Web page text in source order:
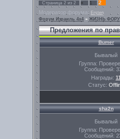
Страница 2 из 2 « 1
2
Модератор форума: Ersten
Форум Израиль 4х4 » ЖИЗНЬ
Предложения по
Bumer
Бывалый
Группа:
Сообщений:
Награды: 11
Статус:
sha2n
Бывалый
Группа:
Сообщений: